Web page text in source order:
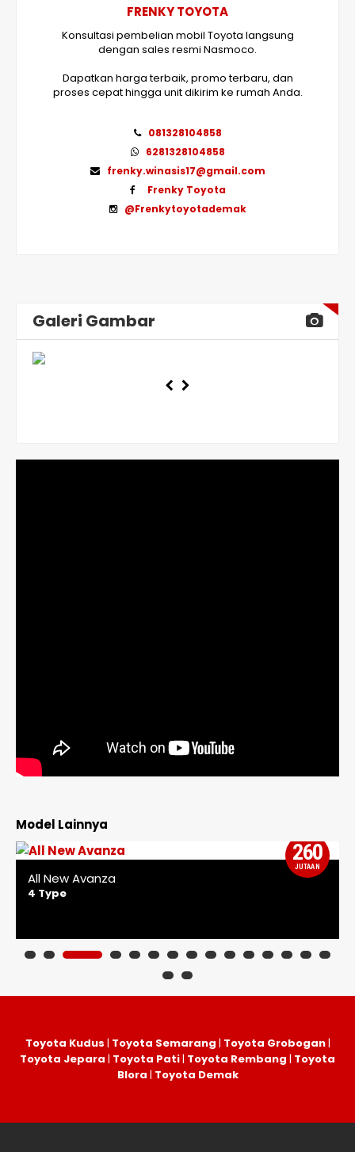
FRENKY TOYOTA
Konsultasi pembelian mobil Toyota langsung
dengan sales resmi Nasmoco.
Dapatkan harga terbaik, promo terbaru, dan
proses cepat hingga unit dikirim ke rumah Anda.
081328104858
6281328104858
frenky.winasis17@gmail.com
Frenky Toyota
@Frenkytoyotademak
Galeri Gambar
Model Lainnya
260
JUTAAN
All New Avanza
4 Type
Toyota Kudus | Toyota Semarang | Toyota Grobogan|
Toyota Jepara | Toyota Pati| Toyota Rembang | Toyota
Blora | Toyota Demak